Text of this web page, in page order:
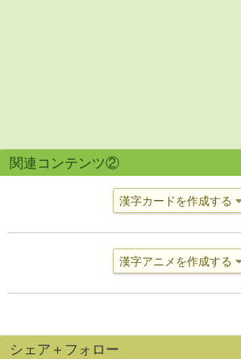
関連コンテンツ②
漢字カードを作成する
漢字アニメを作成する
シェア＋フォロー